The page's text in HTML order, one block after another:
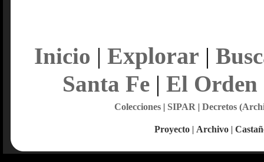
Inicio | Explorar |
Santa Fe| El Orden
Colecciones| SIPAR | Decretos
Proyecto | Archivo |